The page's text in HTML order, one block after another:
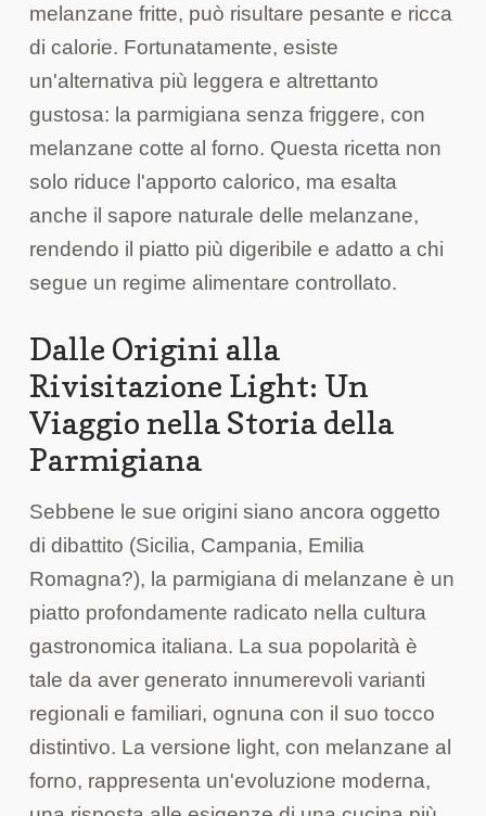
melanzane fritte, può risultare pesante e ricca
di calorie. Fortunatamente, esiste
un'alternativa più leggera e altrettanto
gustosa: la parmigiana senza friggere, con
melanzane cotte al forno. Questa ricetta non
solo riduce l'apporto calorico, ma esalta
anche il sapore naturale delle melanzane,
rendendo il piatto più digeribile e adatto a chi
segue un regime alimentare controllato.
Dalle Origini alla
Rivisitazione Light: Un
Viaggio nella Storia della
Parmigiana
Sebbene le sue origini siano ancora oggetto
di dibattito (Sicilia, Campania, Emilia
Romagna?), la parmigiana di melanzane è un
piatto profondamente radicato nella cultura
gastronomica italiana. La sua popolarità è
tale da aver generato innumerevoli varianti
regionali e familiari, ognuna con il suo tocco
distintivo. La versione light, con melanzane al
forno, rappresenta un'evoluzione moderna,